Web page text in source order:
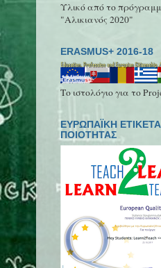
Υλικό από το
"Αλικιανός 2020"
ERASMUS+ 2016-18
Το ιστολόγιο για το
ΕΥΡΩΠΑΪΚΗ ΕΤΙΚΕΤΑ
ΠΟΙΟΤΗΤΑΣ